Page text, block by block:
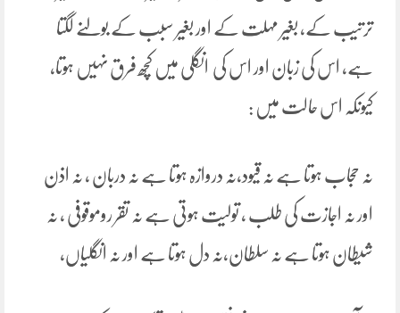
ترتیب کے، بغیر مہلت کے اور بغیر سبب کے بولنے لگتا
ہے، اس کی زبان اور اس کی انگلی میں کچھ فرق نہیں ہوتا،
کیونکہ اس حالت میں :
نہ حجاب ہوتا ہے نہ قیود،نہ دروازہ ہوتا ہے نہ دربان ، نہ اذن
اور نہ اجازت کی طلب ، تولیت ہوتی ہے نہ تقر روموقوفی ، نہ
شیطان ہوتا ہے نہ سلطان،نہ دل ہوتا ہے اور نہ انگلیاں،